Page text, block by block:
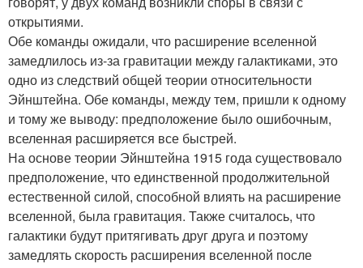
открытиями.
Обе команды ожидали, что расширение вселенной
замедлилось из-за гравитации между галактиками, это
одно из следствий общей теории относительности
Эйнштейна. Обе команды, между тем, пришли к одному
и тому же выводу: предположение было ошибочным,
вселенная расширяется все быстрей.
На основе теории Эйнштейна 1915 года существовало
предположение, что единственной продолжительной
естественной силой, способной влиять на расширение
вселенной, была гравитация. Также считалось, что
галактики будут притягивать друг друга и поэтому
замедлять скорость расширения вселенной после